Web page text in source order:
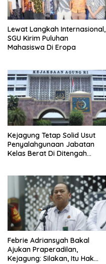
Lewat Langkah Internasional,
SGU Kirim Puluhan
Mahasiswa Di Eropa
Kejagung Tetap Solid Usut
Penyalahgunaan Jabatan
Kelas Berat Di Ditengah
Febrie Adriansyah Bakal
Ajukan Praperadilan,
Kejagung: Silakan, Itu Hak